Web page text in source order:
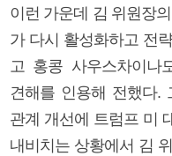
이런 가운데 김 위원장
가 다시 활성화하고 전
고 홍콩 사우스차이나
견해를 인용해 전했다.
관계 개선에 트럼프 미
내비치는 상황에서 김